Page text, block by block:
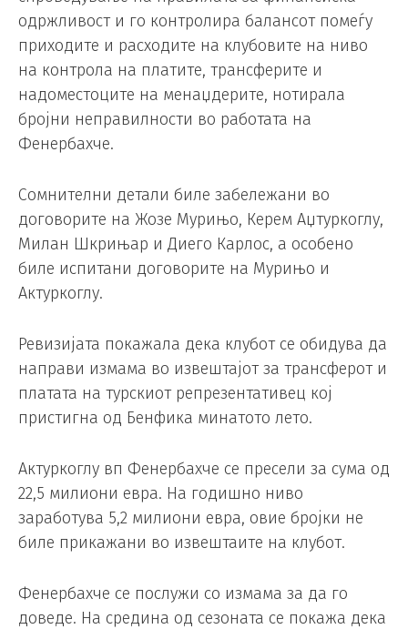
одржливост и го контролира балансот помеѓу
приходите и расходите на клубовите на ниво
на контрола на платите, трансферите и
надоместоците на менаџдерите, нотирала
бројни неправилности во работата на
Фенербахче.
Сомнителни детали биле забележани во
договорите на Жозе Мурињо, Керем Аџтуркоглу,
Милан Шкрињар и Диего Карлос, а особено
биле испитани договорите на Мурињо и
Актуркоглу.
Ревизијата покажала дека клубот се обидува да
направи измама во извештајот за трансферот и
платата на турскиот репрезентативец кој
пристигна од Бенфика минатото лето.
Актуркоглу вп Фенербахче се пресели за сума од
22,5 милиони евра. На годишно ниво
заработува 5,2 милиони евра, овие бројки не
биле прикажани во извештаите на клубот.
Фенербахче се послужи со измама за да го
доведе. На средина од сезоната се покажа дека